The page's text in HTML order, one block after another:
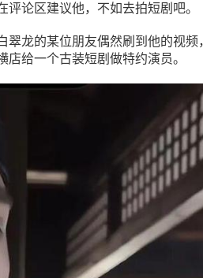
论区建议他，不如去拍短剧吧。
翠龙的某位朋友偶然刷到他的视频
给一个古装短剧做特约演员。